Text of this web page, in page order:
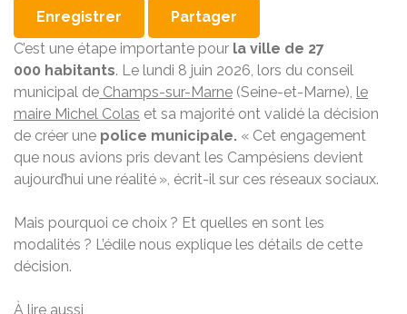
Enregistrer
Partager
C’est une étape importante pour la ville de 27
000 habitants. Le lundi 8 juin 2026, lors du conseil
municipal de Champs-sur-Marne (Seine-et-Marne), le
maire Michel Colas et sa majorité ont validé la décision
de créer une police municipale. « Cet engagement
que nous avions pris devant les Campésiens devient
aujourd’hui une réalité », écrit-il sur ces réseaux sociaux.
Mais pourquoi ce choix ? Et quelles en sont les
modalités ? L’édile nous explique les détails de cette
décision.
À lire aussi